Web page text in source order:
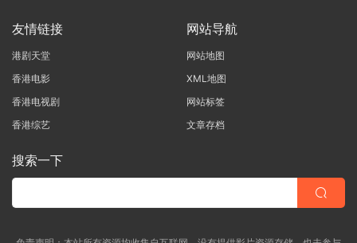
友情链接
港剧天堂
香港电影
香港电视剧
香港综艺
网站导航
网站地图
XML地图
网站标签
文章存档
搜索一下